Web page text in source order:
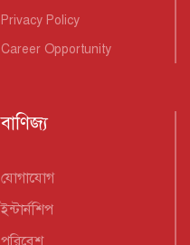
Privacy Policy
Career Opportunity
বাণিজ্য
যোগাযোগ
ইন্টার্নশিপ
পরিবেশ